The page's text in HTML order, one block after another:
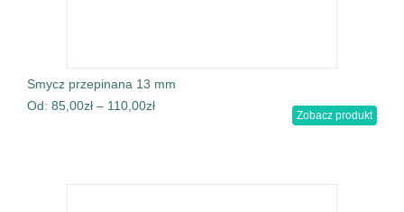
Smycz przepinana 13 mm
Od: 85,00zł – 110,00zł
Zobacz produkt